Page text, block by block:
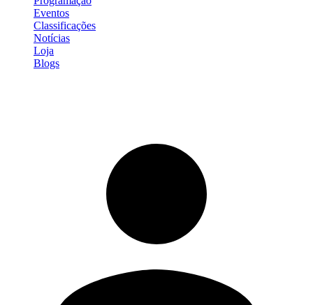
Eventos
Classificações
Notícias
Loja
Blogs